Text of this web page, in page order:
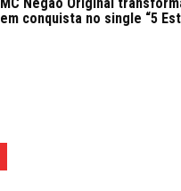
em conquista no single “5